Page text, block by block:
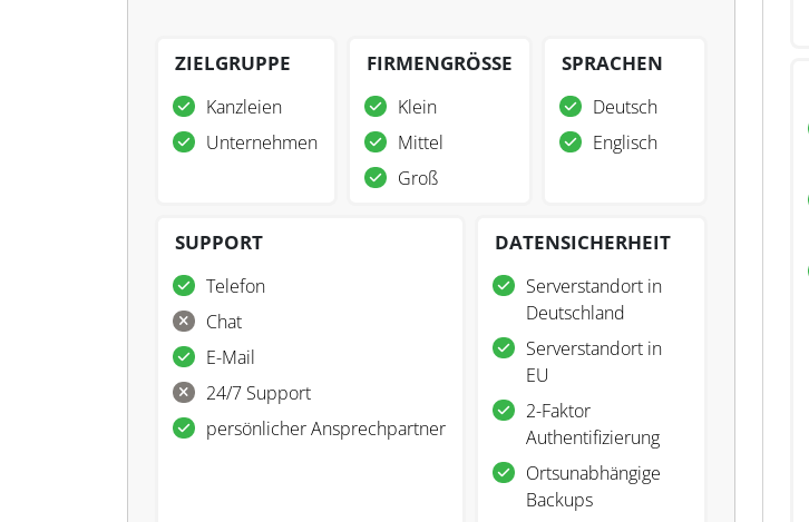
ZIELGRUPPE
Kanzleien
Unternehmen
FIRMENGRÖSSE
Klein
Mittel
Groß
SPRACHEN
Deutsch
Englisch
SUPPORT
Telefon
Chat
E-Mail
24/7 Support
persönlicher Ansprechpartner
DATENSICHERHEIT
Serverstandort in
Deutschland
Serverstandort in
EU
2-Faktor
Authentifizierung
Ortsunabhängige
Backups